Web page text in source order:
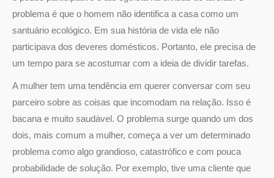
problema é que o homem não identifica a casa como um
santuário ecológico. Em sua história de vida ele não
participava dos deveres domésticos. Portanto, ele precisa de
um tempo para se acostumar com a ideia de dividir tarefas.
A mulher tem uma tendência em querer conversar com seu
parceiro sobre as coisas que incomodam na relação. Isso é
bacana e muito saudável. O problema surge quando um dos
dois, mais comum a mulher, começa a ver um determinado
problema como algo grandioso, catastrófico e com pouca
probabilidade de solução. Por exemplo, tive uma cliente que